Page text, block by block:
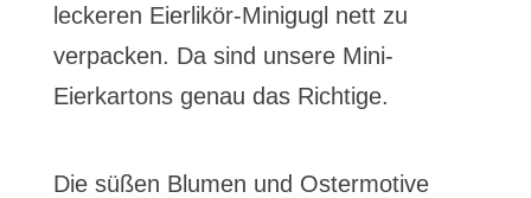
leckeren Eierlikör-Minigugl nett zu
verpacken. Da sind unsere Mini-
Eierkartons genau das Richtige.
Die süßen Blumen und Ostermotive